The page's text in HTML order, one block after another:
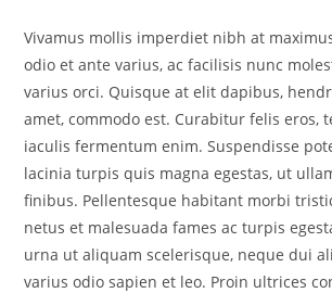
Vivamus mollis imperdiet nibh at
odio et ante varius, ac facilisis nunc
varius orci. Quisque at elit dapibus,
amet, commodo est. Curabitur felis eros,
iaculis fermentum enim. Suspendisse
lacinia turpis quis magna egestas, ut
finibus. Pellentesque habitant morbi
netus et malesuada fames ac turpis
urna ut aliquam scelerisque, neque dui
varius odio sapien et leo. Proin ultrices